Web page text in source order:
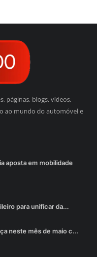
páginas, blogs, vídeos,
ao mundo do automóvel e
aposta em mobilidade
para unificar da...
neste mês de maio c...